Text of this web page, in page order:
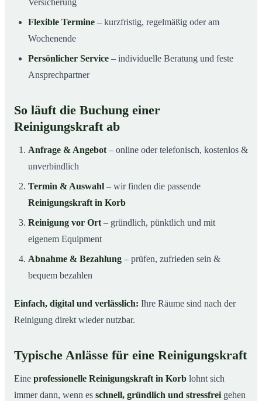
Versicherung
Flexible Termine – kurzfristig, regelmäßig oder am
Wochenende
Persönlicher Service – individuelle Beratung und feste
Ansprechpartner
So läuft die Buchung einer
Reinigungskraft ab
Anfrage & Angebot – online oder telefonisch, kostenlos &
unverbindlich
Termin & Auswahl – wir finden die passende
Reinigungskraft in Korb
Reinigung vor Ort – gründlich, pünktlich und mit
eigenem Equipment
Abnahme & Bezahlung – prüfen, zufrieden sein &
bequem bezahlen
Einfach, digital und verlässlich: Ihre Räume sind nach der
Reinigung direkt wieder nutzbar.
Typische Anlässe für eine Reinigungskraft
Eine professionelle Reinigungskraft in Korb lohnt sich
immer dann, wenn es schnell, gründlich und stressfrei gehen